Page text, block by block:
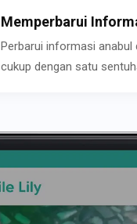
Memperbarui
Perbarui informasi anabul
cukup dengan satu